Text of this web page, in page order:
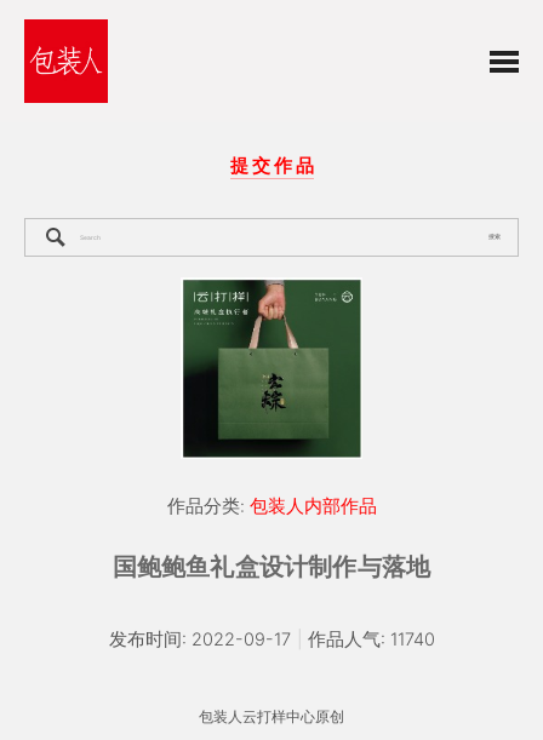
提 交 作 品
搜索
作品分类: 包装人内部作品
国鲍鲍鱼礼盒设计制作与落地
发布时间: 2022-09-17 作品人气: 11740
包装人云打样中心原创